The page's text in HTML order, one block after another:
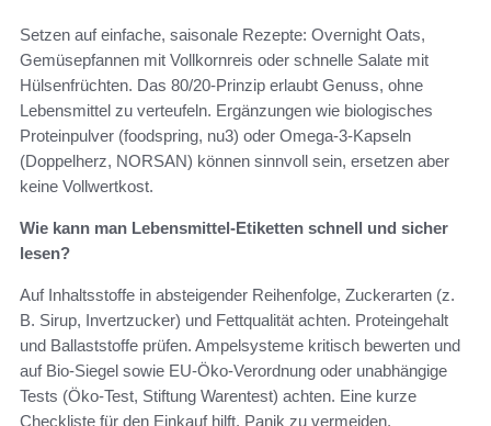
Setzen auf einfache, saisonale Rezepte: Overnight Oats,
Gemüsepfannen mit Vollkornreis oder schnelle Salate mit
Hülsenfrüchten. Das 80/20-Prinzip erlaubt Genuss, ohne
Lebensmittel zu verteufeln. Ergänzungen wie biologisches
Proteinpulver (foodspring, nu3) oder Omega-3-Kapseln
(Doppelherz, NORSAN) können sinnvoll sein, ersetzen aber
keine Vollwertkost.
Wie kann man Lebensmittel-Etiketten schnell und sicher
lesen?
Auf Inhaltsstoffe in absteigender Reihenfolge, Zuckerarten (z.
B. Sirup, Invertzucker) und Fettqualität achten. Proteingehalt
und Ballaststoffe prüfen. Ampelsysteme kritisch bewerten und
auf Bio-Siegel sowie EU-Öko-Verordnung oder unabhängige
Tests (Öko-Test, Stiftung Warentest) achten. Eine kurze
Checkliste für den Einkauf hilft, Panik zu vermeiden.